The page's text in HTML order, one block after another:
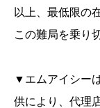
以上、最低限の
この難局を乗り
▼エムアイシー
供により、代理